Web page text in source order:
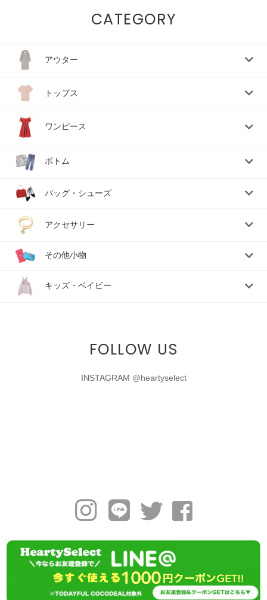
CATEGORY
アウター
トップス
ワンピース
ボトム
バッグ・シューズ
アクセサリー
その他小物
キッズ・ベイビー
FOLLOW US
INSTAGRAM @heartyselect